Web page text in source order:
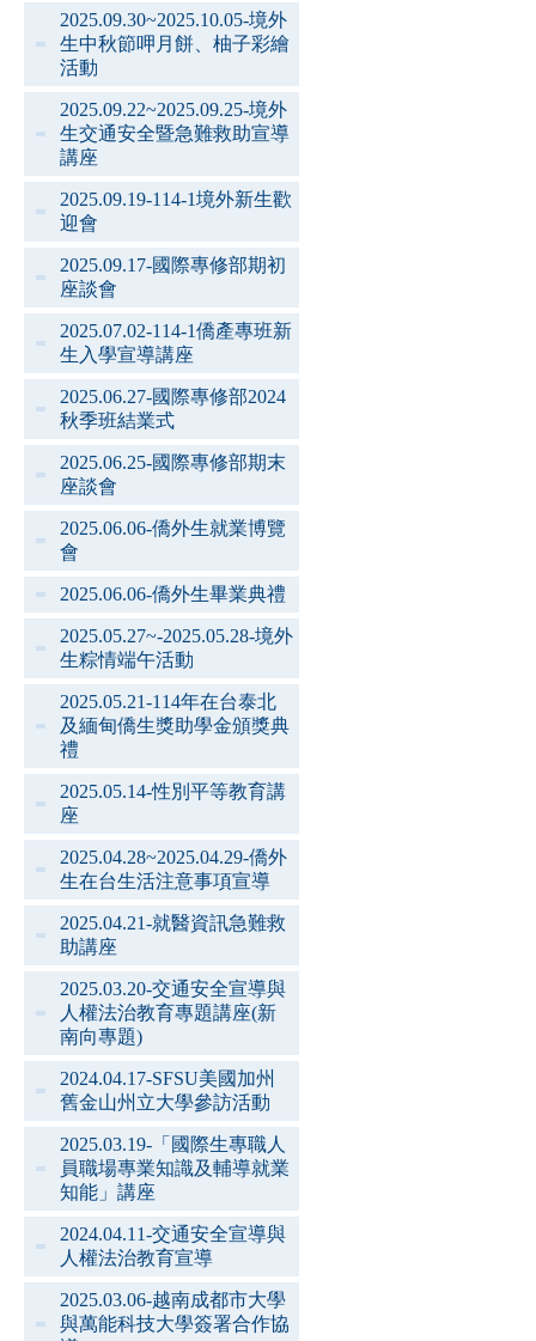
2025.09.30~2025.10.05-境外
生中秋節呷月餅、柚子彩繪
活動
2025.09.22~2025.09.25-境外
生交通安全暨急難救助宣導
講座
2025.09.19-114-1境外新生歡
迎會
2025.09.17-國際專修部期初
座談會
2025.07.02-114-1僑產專班新
生入學宣導講座
2025.06.27-國際專修部2024
秋季班結業式
2025.06.25-國際專修部期末
座談會
2025.06.06-僑外生就業博覽
會
2025.06.06-僑外生畢業典禮
2025.05.27~-2025.05.28-境外
生粽情端午活動
2025.05.21-114年在台泰北
及緬甸僑生獎助學金頒獎典
禮
2025.05.14-性別平等教育講
座
2025.04.28~2025.04.29-僑外
生在台生活注意事項宣導
2025.04.21-就醫資訊急難救
助講座
2025.03.20-交通安全宣導與
人權法治教育專題講座(新
南向專題)
2024.04.17-SFSU美國加州
舊金山州立大學參訪活動
2025.03.19-「國際生專職人
員職場專業知識及輔導就業
知能」講座
2024.04.11-交通安全宣導與
人權法治教育宣導
2025.03.06-越南成都市大學
與萬能科技大學簽署合作協